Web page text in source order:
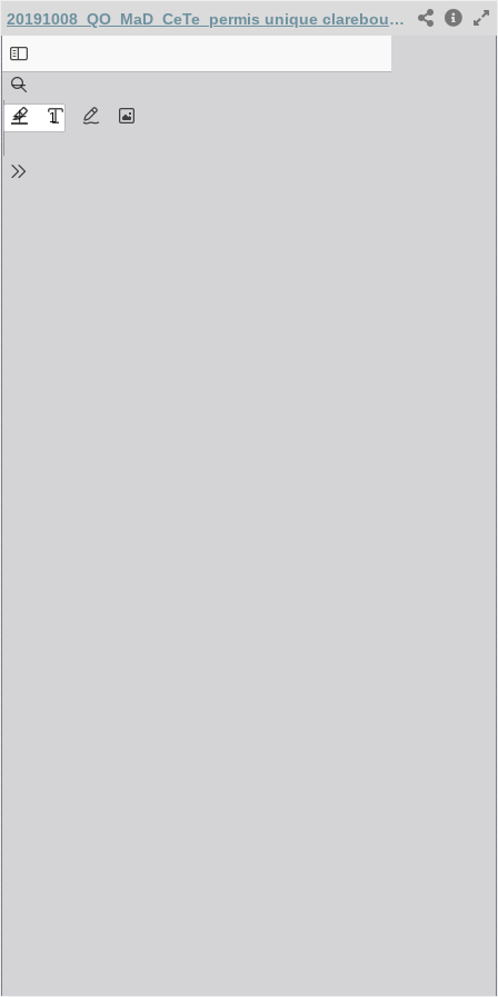
20191008_QO_MaD_CeTe_permis unique clarebout_PW